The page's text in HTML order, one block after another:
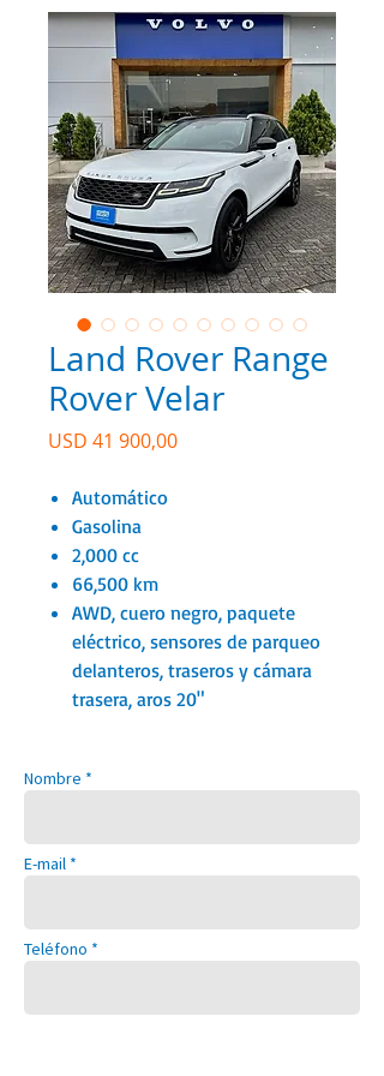
Land Rover Range
Rover Velar
USD 41 900,00Precio
Automático
Gasolina
2,000 cc
66,500 km
AWD, cuero negro, paquete
eléctrico, sensores de parqueo
delanteros, traseros y cámara
trasera, aros 20"
Nombre *
E-mail *
Teléfono *